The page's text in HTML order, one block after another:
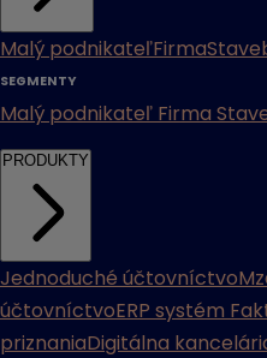
Malý podnikateľFirma
SEGMENTY
Malý podnikateľ Firma
PRODUKTY
Jednoduché účtovníctvo
účtovníctvoERP systém
priznaniaDigitálna